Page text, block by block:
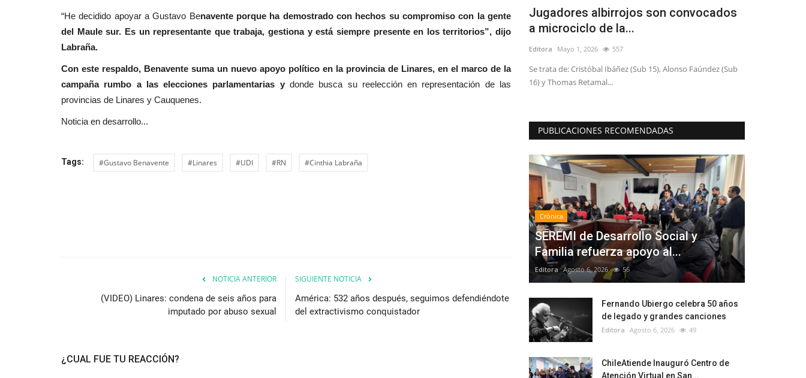
“He decidido apoyar a Gustavo Benavente porque ha demostrado con hechos su compromiso con la gente
del Maule sur. Es un representante que trabaja, gestiona y está siempre presente en los territorios”, dijo
Labraña.
Con este respaldo, Benavente suma un nuevo apoyo político en la provincia de Linares, en el marco de la
campaña rumbo a las elecciones parlamentarias ydonde busca su reelección en representación de las
provincias de Linares y Cauquenes.
Noticia en desarrollo...
Tags: #Gustavo Benavente #Linares #UDI #RN #Cinthia Labraña
NOTICIA ANTERIOR
(VIDEO) Linares: condena de seis años para
imputado por abuso sexual
SIGUIENTE NOTICIA
América: 532 años después, seguimos defendiéndote
del extractivismo conquistador
¿CUAL FUE TU REACCIÓN?
Linares: alcalde Mario Meza confirma
realización de la...
Editora
El jefe comunal, dijo tener la convicción que el Concejo
Municipal aprobará el Programa...
SEREMI de Desarrollo Social y Familia
refuerza apoyo al...
Jugadores albirrojos son convocados
a microciclo de la...
Editora Mayo 1, 2026 557
Se trata de: Cristóbal Ibáñez (Sub 15), Alonso Faúndez (Sub
16) y Thomas Retamal...
PUBLICACIONES RECOMENDADAS
Crónica
SEREMI de Desarrollo Social y
Familia refuerza apoyo al...
Editora Agosto 6, 2026 56
Fernando Ubiergo celebra 50 años
de legado y grandes canciones
Editora Agosto 6, 2026 49
ChileAtiende Inauguró Centro de
Atención Virtual en San...